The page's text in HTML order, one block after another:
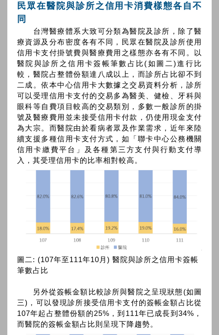
民眾在醫院與診所之信用卡消費樣態各自不
同
台灣醫療體系大致可分類為醫院及診所，除了醫
療資源及分布密度各有不同，民眾在醫院及診所使用
信用卡支付掛號費與醫療費用之樣態亦各有不同。以
醫院與診所之信用卡簽帳筆數占比(如圖二)進行比
較，醫院占整體份額達八成以上，而診所占比卻不到
二成。依本中心信用卡大數據之交易資料分析，診所
可以受理信用卡支付的交易多為醫美、健檢、牙科與
眼科等自費項目較高的交易類別，多數一般診所的掛
號及醫療費用並未接受信用卡付款，仍使用現金支付
為大宗。而醫院由於看病者眾及作業需求，近年來陸
續支援多種信用卡支付方式，如「聯卡中心公務機關
信用卡繳費平台」及各種第三方支付與行動支付導
入，其受理信用卡的比率相對較高。
圖二: (107年至111年10月) 醫院與診所之信用卡簽帳
筆數占比
另外從簽帳金額比較診所與醫院之呈現狀態(如圖
三)，可以發現診所接受信用卡支付的簽帳金額占比從
107年起占整體份額的25%，到111年已成長到34%，
而醫院的簽帳金額占比則呈現下降趨勢。